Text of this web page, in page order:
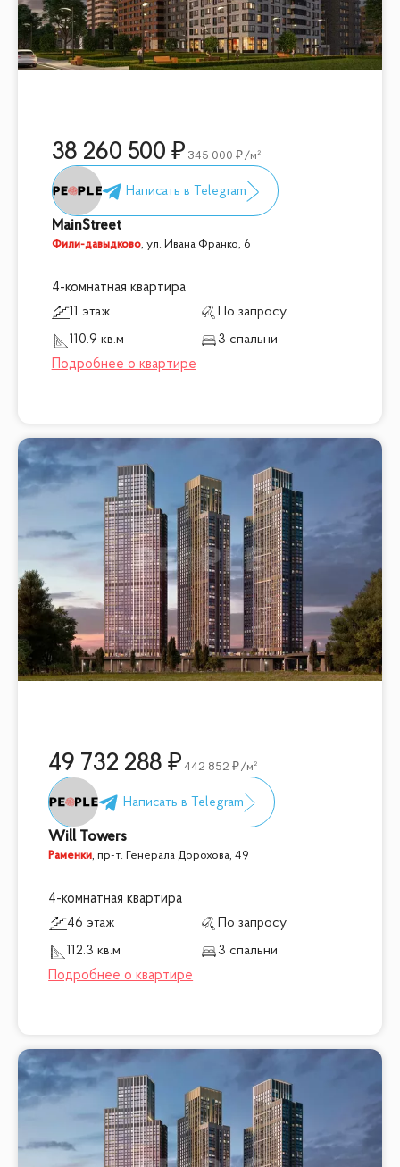
38 260 500 345 000 /м²
MainStreet
Фили-давыдково, ул. Ивана Франко, 6
4-комнатная квартира
11 этаж
По запросу
110.9 кв.м
3 спальни
49 732 288 442 852 /м²
Will Towers
Раменки,пр-т. Генерала Дорохова, 49
4-комнатная квартира
46 этаж
По запросу
112.3 кв.м
3 спальни